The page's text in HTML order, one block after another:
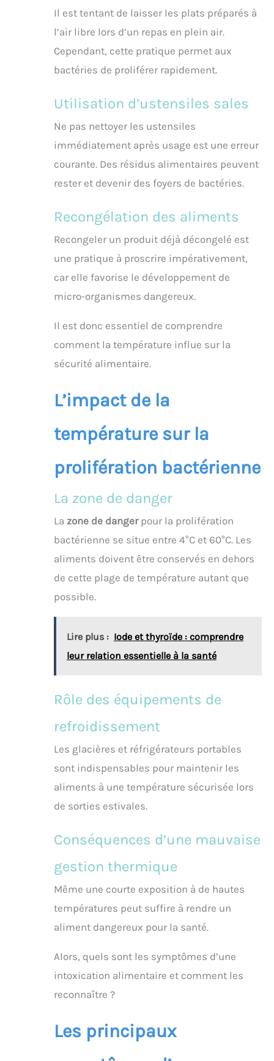
Il est tentant de laisser les plats préparés à
l’air libre lors d’un repas en plein air.
Cependant, cette pratique permet aux
bactéries de proliférer rapidement.
Utilisation d’ustensiles sales
Ne pas nettoyer les ustensiles
immédiatement après usage est une erreur
courante. Des résidus alimentaires peuvent
rester et devenir des foyers de bactéries.
Recongélation des aliments
Recongeler un produit déjà décongelé est
une pratique à proscrire impérativement,
car elle favorise le développement de
micro-organismes dangereux.
Il est donc essentiel de comprendre
comment la température influe sur la
sécurité alimentaire.
L’impact de la
température sur la
prolifération bactérienne
La zone de danger
La zone de dangerpour la prolifération
bactérienne se situe entre 4°C et 60°C. Les
aliments doivent être conservés en dehors
de cette plage de température autant que
possible.
Lire plus : Iode et thyroïde : comprendre
leur relation essentielle à la santé
Rôle des équipements de
refroidissement
Les glacières et réfrigérateurs portables
sont indispensables pour maintenir les
aliments à une température sécurisée lors
de sorties estivales.
Conséquences d’une mauvaise
gestion thermique
Même une courte exposition à de hautes
températures peut suffire à rendre un
aliment dangereux pour la santé.
Alors, quels sont les symptômes d’une
intoxication alimentaire et comment les
reconnaître ?
Les principaux